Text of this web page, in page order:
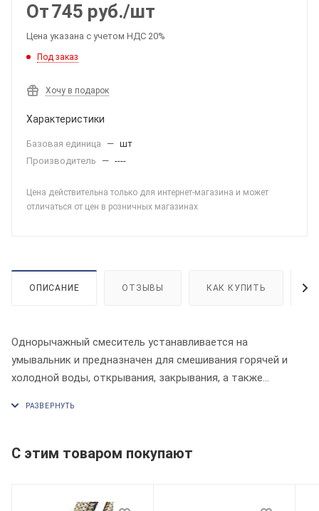
От745 руб./шт
Цена указана с учетом НДС 20%
Под заказ
Хочу в подарок
Характеристики
Базовая единица — шт
Производитель
— ----
Цена действительна только для интернет-магазина и может
отличаться от цен в розничных магазинах
ОПИСАНИЕ ОТЗЫВЫ КАК КУПИТЬ
Однорычажный смеситель устанавливается на
умывальник и предназначен для смешивания горячей и
холодной воды, открывания, закрывания, а также
напора – вверх-вниз.
С этим товаром покупают